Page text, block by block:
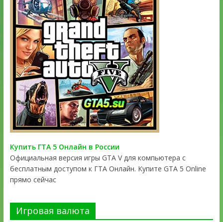
Купить ГТА 5 Онлайн в России
Официальная версия игры GTA V для компьютера с
бесплатным доступом к ГТА Онлайн. Купите GTA 5 Online
прямо сейчас
Игровая валюта